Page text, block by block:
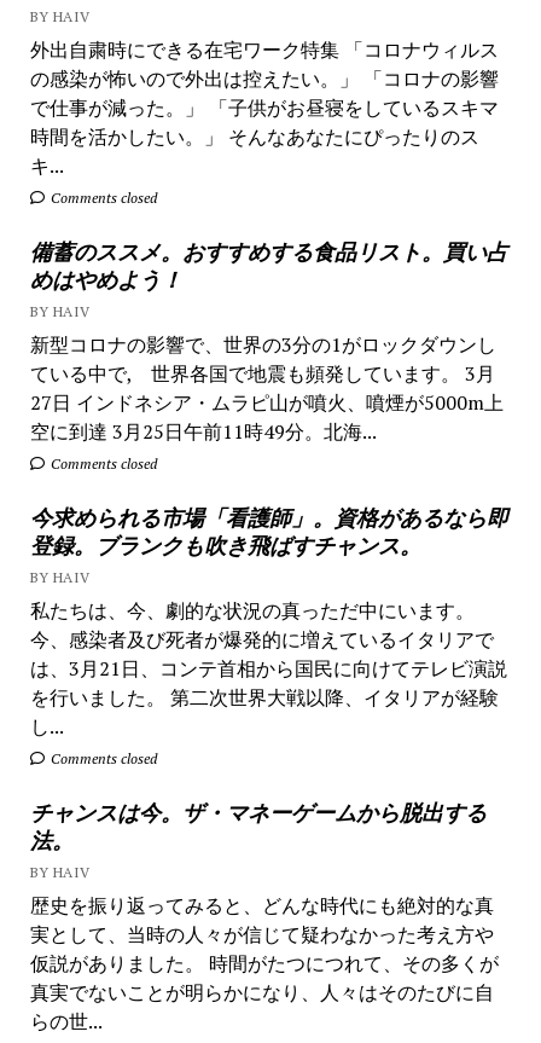
BY HAIV
外出自粛時にできる在宅ワーク特集 「コロナウィルス
の感染が怖いので外出は控えたい。」 「コロナの影響
で仕事が減った。」 「子供がお昼寝をしているスキマ
時間を活かしたい。」 そんなあなたにぴったりのス
キ...
Comments closed
備蓄のススメ。おすすめする食品リスト。買い占
めはやめよう！
BY HAIV
新型コロナの影響で、世界の3分の1がロックダウンし
ている中で, 世界各国で地震も頻発しています。 3月
27日 インドネシア・ムラピ山が噴火、噴煙が5000m上
空に到達 3月25日午前11時49分。北海...
Comments closed
今求められる市場「看護師」。資格があるなら即
登録。ブランクも吹き飛ばすチャンス。
BY HAIV
私たちは、今、劇的な状況の真っただ中にいます。
今、感染者及び死者が爆発的に増えているイタリアで
は、3月21日、コンテ首相から国民に向けてテレビ演説
を行いました。 第二次世界大戦以降、イタリアが経験
し...
Comments closed
チャンスは今。ザ・マネーゲームから脱出する
法。
BY HAIV
歴史を振り返ってみると、どんな時代にも絶対的な真
実として、当時の人々が信じて疑わなかった考え方や
仮説がありました。 時間がたつにつれて、その多くが
真実でないことが明らかになり、人々はそのたびに自
らの世...